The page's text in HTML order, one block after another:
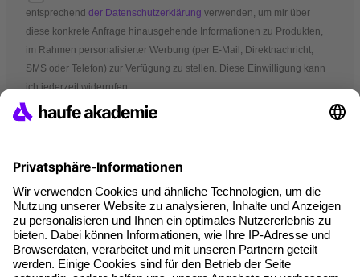
entsprechend der Datenschutzerklärung verwenden, um mir über
diese konkrete Anfrage hinausgehende Informationen zu Produkten,
im Rahmen personalisierter Werbung (per E-Mail, Direktnachricht,
SMS oder Telefon) zur Verfügung zu stellen. Diese Einwilligung kann
ich jederzeit widerrufen.
*Pflichtfelder
AGB